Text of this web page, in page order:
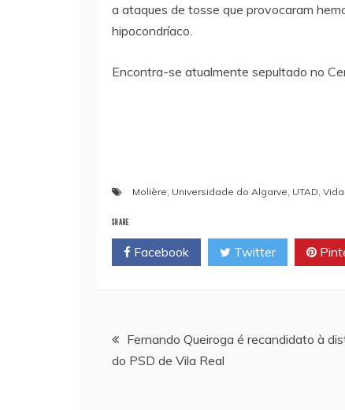
a ataques de tosse que provocaram
hipocondríaco.
Encontra-se atualmente sepultado no
Molière, Universidade do Algarve, UTAD,
SHARE
Facebook Twitter
Navegação
Fernando Queiroga é recandidato à
do PSD de Vila Real